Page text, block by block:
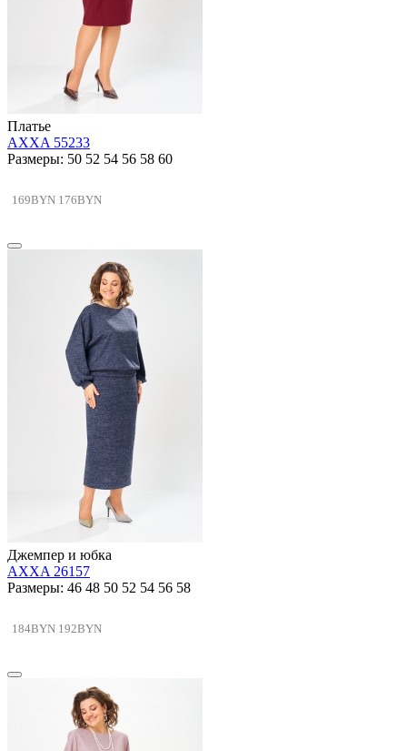
Платье
AXXA 55233
Размеры: 50 52 54 56 58 60
169BYN 176BYN
Джемпер и юбка
AXXA 26157
Размеры: 46 48 50 52 54 56 58
184BYN 192BYN